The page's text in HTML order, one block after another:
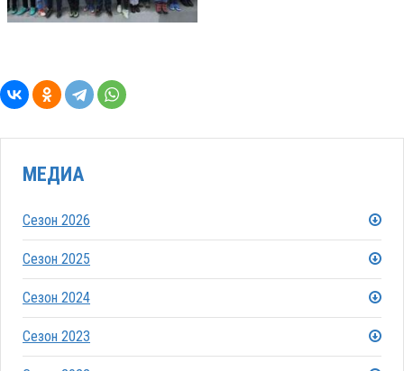
МЕДИА
Сезон 2026
Сезон 2025
Сезон 2024
Сезон 2023